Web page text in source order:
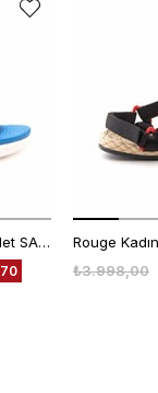
Kemal Tanca Kadın Sandalet SANDALET
₺3.998,00